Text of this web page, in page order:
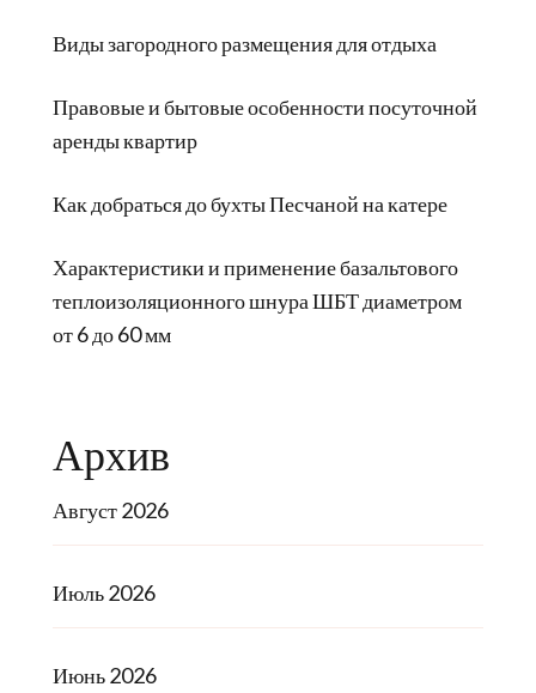
Виды загородного размещения для отдыха
Правовые и бытовые особенности посуточной
аренды квартир
Как добраться до бухты Песчаной на катере
Характеристики и применение базальтового
теплоизоляционного шнура ШБТ диаметром
от 6 до 60 мм
Архив
Август 2026
Июль 2026
Июнь 2026